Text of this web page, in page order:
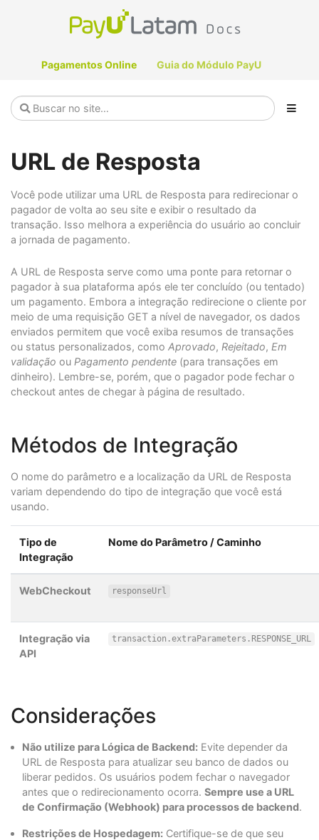
Pagamentos Online Guia do Módulo PayU
URL de Resposta
Você pode utilizar uma URL de Resposta para redirecionar o
pagador de volta ao seu site e exibir o resultado da
transação. Isso melhora a experiência do usuário ao concluir
a jornada de pagamento.
A URL de Resposta serve como uma ponte para retornar o
pagador à sua plataforma após ele ter concluído (ou tentado)
um pagamento. Embora a integração redirecione o cliente por
meio de uma requisição GET a nível de navegador, os dados
enviados permitem que você exiba resumos de transações
ou status personalizados, como Aprovado, Rejeitado, Em
validação ou Pagamento pendente (para transações em
dinheiro). Lembre-se, porém, que o pagador pode fechar o
checkout antes de chegar à página de resultado.
Métodos de Integração
O nome do parâmetro e a localização da URL de Resposta
variam dependendo do tipo de integração que você está
usando.
Tipo de
Integração
Nome do Parâmetro / Caminho
WebCheckout responseUrl
Integração via
API
transaction.extraParameters.RESPONSE_URL
Considerações
Não utilize para Lógica de Backend: Evite depender da
URL de Resposta para atualizar seu banco de dados ou
liberar pedidos. Os usuários podem fechar o navegador
antes que o redirecionamento ocorra. Sempre use a URL
de Confirmação (Webhook) para processos de backend.
Restrições de Hospedagem: Certifique-se de que seu